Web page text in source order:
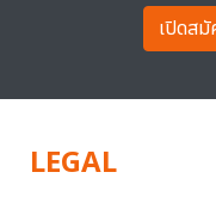
เปิดส
LEGAL